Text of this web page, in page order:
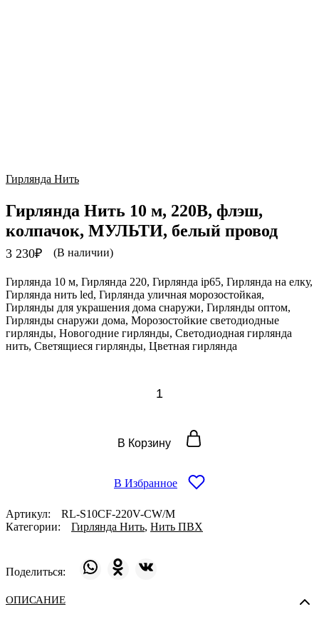
Гирлянда Нить
Гирлянда Нить 10 м, 220В, флэш,
колпачок, МУЛЬТИ, белый провод
3 230₽ (В наличии)
Гирлянда 10 м, Гирлянда 220, Гирлянда ip65, Гирлянда на елку,
Гирлянда нить led, Гирлянда уличная морозостойкая,
Гирлянды для украшения дома снаружи, Гирлянды оптом,
Гирлянды снаружи дома, Морозостойкие светодиодные
гирлянды, Новогодние гирлянды, Светодиодная гирлянда
нить, Светящиеся гирлянды, Цветная гирлянда
белый
провод
В Корзину
В Избранное
Артикул:
RL-S10CF-220V-CW/M
Категории:
Гирлянда Нить, Нить ПВХ
Поделиться:
ОПИСАНИЕ